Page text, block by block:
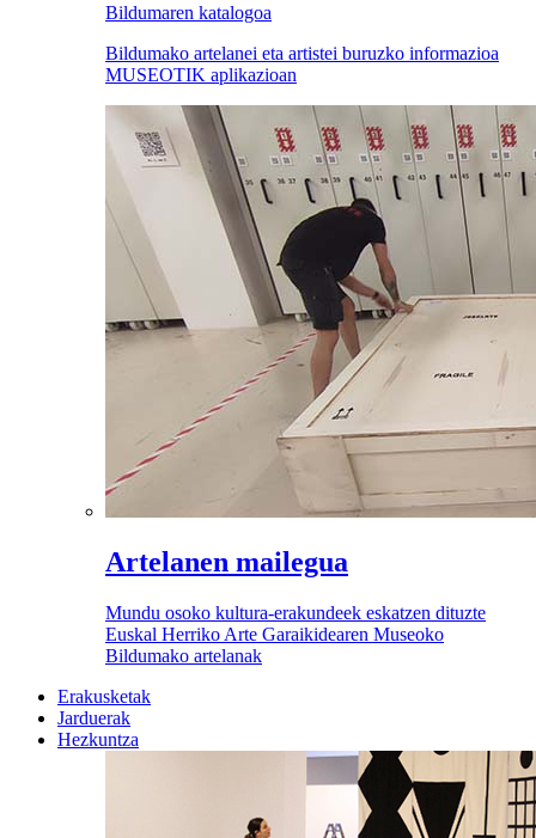
Bildumaren katalogoa
Bildumako artelanei eta artistei buruzko informazioa
MUSEOTIK aplikazioan
Artelanen mailegua
Mundu osoko kultura-erakundeek eskatzen dituzte
Euskal Herriko Arte Garaikidearen Museoko
Bildumako artelanak
Erakusketak
Jarduerak
Hezkuntza